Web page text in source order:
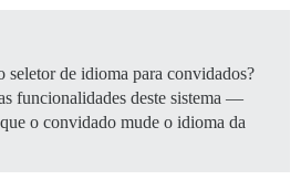
seletor de idioma para convidados?
funcionalidades deste sistema —
o convidado mude o idioma da